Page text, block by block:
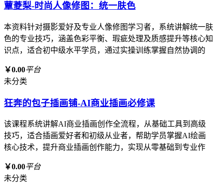
蕈菱梨-时尚人像修图：统一肤色
本资料针对摄影爱好及专业人像修图学习者，系统讲解统一肤
色的专业技巧，涵盖色彩平衡、瑕疵处理及质感提升等核心知
识点，适合初中级水平学员，通过实操训练掌握自然协调的
￥0.00平台
未分类
狂奔的包子插画铺-AI商业插画必修课
该课程系统讲解AI商业插画创作全流程，从基础工具到高级
技巧，适合插画爱好者和初级从业者，帮助学员掌握AI绘画
核心技术，提升商业插画创作能力，实现从零基础到专业作
￥0.00平台
未分类